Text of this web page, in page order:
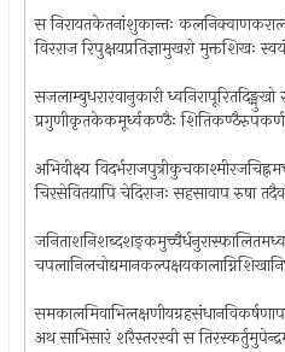
स निरायतकेतनांशुकान्तः
विरराज रिपुक्षयप्रतिज्ञामुखरो मुक्तशिखः
सजलाम्बुधरारवानुकारी ध्वनिरापूरितदिङ्मुखो
प्रगुणीकृतकेकमूर्ध्वकण्ठैः
अभिवीक्ष्य
चिरसेवितयापि चेदिराजः सहसावाप रुषा
अथ साभिसारं शरैस्तरस्वी स